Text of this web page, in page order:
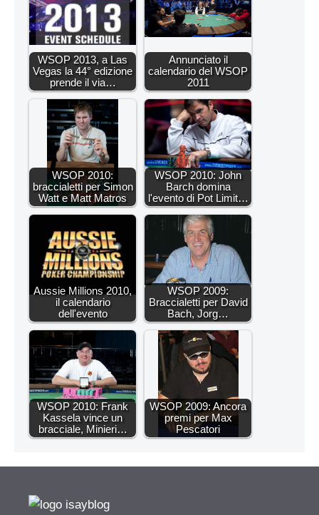
WSOP 2013, a Las
Vegas la 44° edizione
prende il via…
Annunciato il
calendario del WSOP
2011
WSOP 2010:
braccialetti per Simon
Watt e Matt Matros
WSOP 2010: John
Barch domina
l'evento di Pot Limit…
Aussie Millions 2010,
il calendario
dell'evento
WSOP 2009:
Braccialetti per David
Bach, Jorg…
WSOP 2010: Frank
Kassela vince un
bracciale, Minieri…
WSOP 2009: Ancora
premi per Max
Pescatori